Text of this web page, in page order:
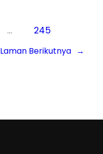
… 245
Laman Berikutnya →